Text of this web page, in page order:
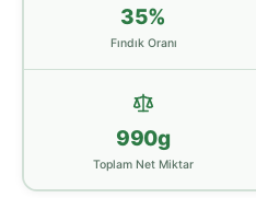
35%
Fındık Oranı
990g
Toplam Net Miktar